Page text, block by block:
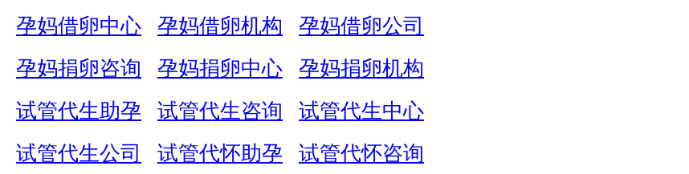
孕妈借卵中心 孕妈借卵机构
孕妈借卵公司
孕妈捐卵咨询 孕妈捐卵中心
孕妈捐卵机构
试管代生助孕 试管代生咨询
试管代生中心
试管代生公司 试管代怀助孕
试管代怀咨询